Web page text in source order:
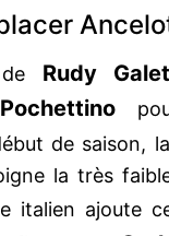
de Rudy
de saison,
la très
italien ajoute